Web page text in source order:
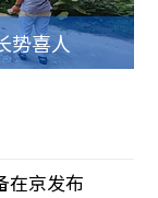
势喜人
在京发布